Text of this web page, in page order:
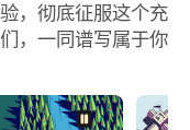
，彻底征服这个充
，一同谱写属于你